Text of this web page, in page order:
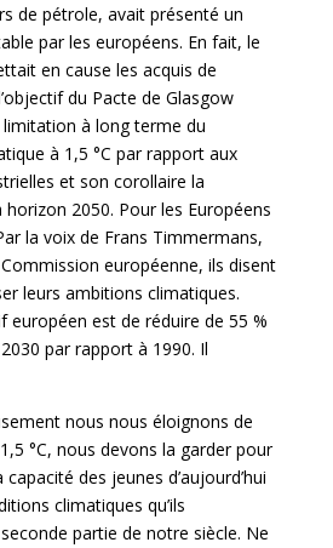
de pétrole, avait présenté un
par les européens. En fait, le
en cause les acquis de
du Pacte de Glasgow
à long terme du
à 1,5 °C par rapport aux
et son corollaire la
2050. Pour les Européens
la voix de Frans Timmermans,
européenne, ils disent
leurs ambitions climatiques.
européen est de réduire de 55 %
par rapport à 1990. Il
nous nous éloignons de
°C, nous devons la garder pour
des jeunes d’aujourd’hui
climatiques qu’ils
partie de notre siècle. Ne